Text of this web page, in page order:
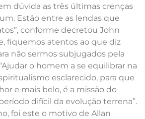
dúvida as três últimas crenças
Estão entre as lendas que
conforme decretou John
fiquemos atentos ao que diz
não sermos subjugados pela
o homem a se equilibrar na
esclarecido, para que
e mais belo, é a missão do
difícil da evolução terrena”.
foi este o motivo de Allan